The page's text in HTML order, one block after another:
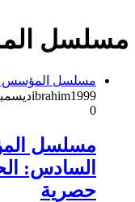
مسلسل
مسلسل المؤسس
ibrahim1999ديسمبر 1,
0
مسلسل
السادس:
حصرية